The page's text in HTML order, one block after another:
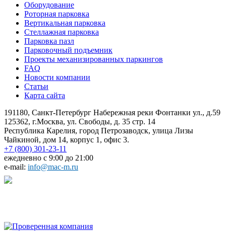
Оборудование
Роторная парковка
Вертикальная парковка
Стеллажная парковка
Парковка пазл
Парковочный подъемник
Проекты механизированных паркингов
FAQ
Новости компании
Статьи
Карта сайта
191180, Санкт-Петербург Набережная реки Фонтанки ул., д.59
125362, г.Москва, ул. Свободы, д. 35 стр. 14
Республика Карелия, город Петрозаводск, улица Лизы
Чайкиной, дом 14, корпус 1, офис 3.
+7 (800) 301-23-11
ежедневно с 9:00 до 21:00
e-mail: info@mac-m.ru